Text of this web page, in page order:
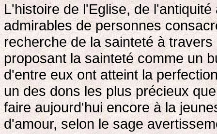
L'histoire de l'Eglise, de
admirables de personnes
recherche de la sainteté à
proposant la sainteté comme un
d'entre eux ont atteint la
un des dons les plus précieux
faire aujourd'hui encore à la
d'amour, selon le sage